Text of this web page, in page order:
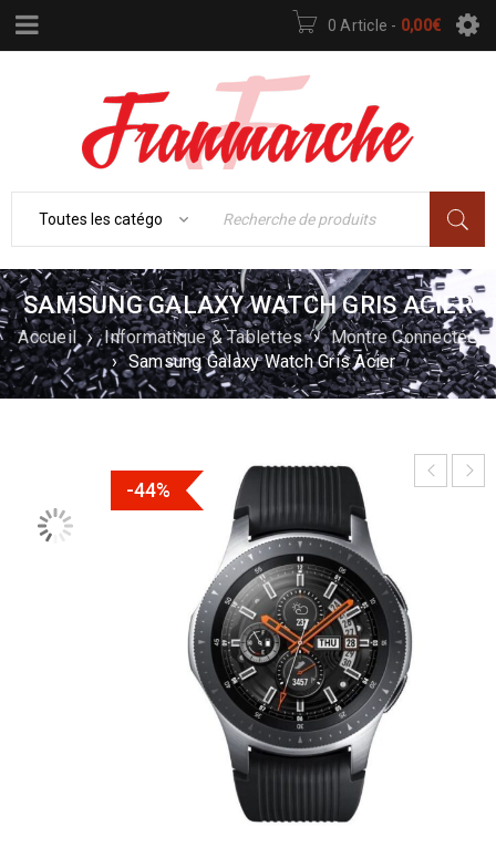
0 Article - 0,00€
SAMSUNG GALAXY WATCH GRIS ACIER
Accueil › Informatique & Tablettes › Montre Connectée
› Samsung Galaxy Watch Gris Acier
-44%